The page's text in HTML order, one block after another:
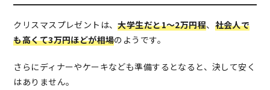
クリスマスプレゼントは、大学生だと1〜2万円程、 社会人で
も高くて3万円ほどが相場のようです。
さらにディナーやケーキなども準備するとなると、決して安く
はありません。